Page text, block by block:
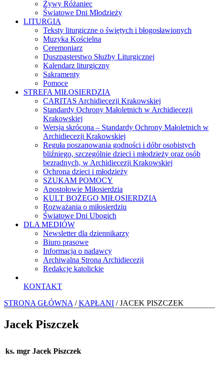
Żywy Różaniec
Światowe Dni Młodzieży
LITURGIA
Teksty liturgiczne o świętych i błogosławionych
Muzyka Kościelna
Ceremoniarz
Duszpasterstwo Służby Liturgicznej
Kalendarz liturgiczny
Sakramenty
Pomoce
STREFA MIŁOSIERDZIA
CARITAS Archidiecezji Krakowskiej
Standardy Ochrony Małoletnich w Archidiecezji
Krakowskiej
Wersja skrócona – Standardy Ochrony Małoletnich w
Archidiecezji Krakowskiej
Reguła poszanowania godności i dóbr osobistych
bliźniego, szczególnie dzieci i młodzieży oraz osób
bezradnych, w Archidiecezji Krakowskiej
Ochrona dzieci i młodzieży
SZUKAM POMOCY
Apostołowie Miłosierdzia
KULT BOŻEGO MIŁOSIERDZIA
Rozważania o miłosierdziu
Światowe Dni Ubogich
DLA MEDIÓW
Newsletter dla dziennikarzy
Biuro prasowe
Informacja o nadawcy
Archiwalna Strona Archidiecezji
Redakcje katolickie
KONTAKT
STRONA GŁÓWNA /KAPŁANI / JACEK PISZCZEK
Jacek Piszczek
ks. mgr Jacek Piszczek